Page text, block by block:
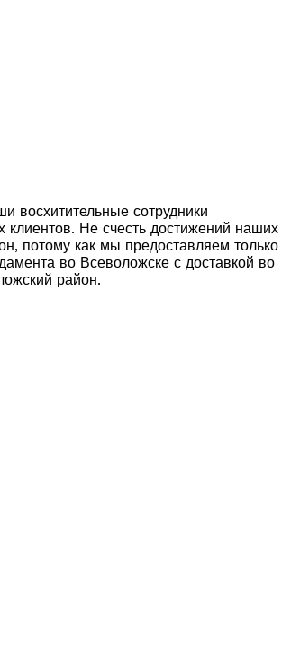
восхитительные сотрудники
Не счесть достижений наших
потому как мы предоставляем только
во Всеволожске с доставкой во
район.